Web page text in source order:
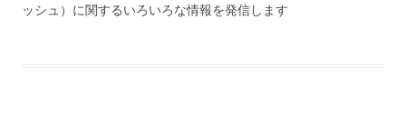
ッシュ）に関するいろいろな情報を発信します